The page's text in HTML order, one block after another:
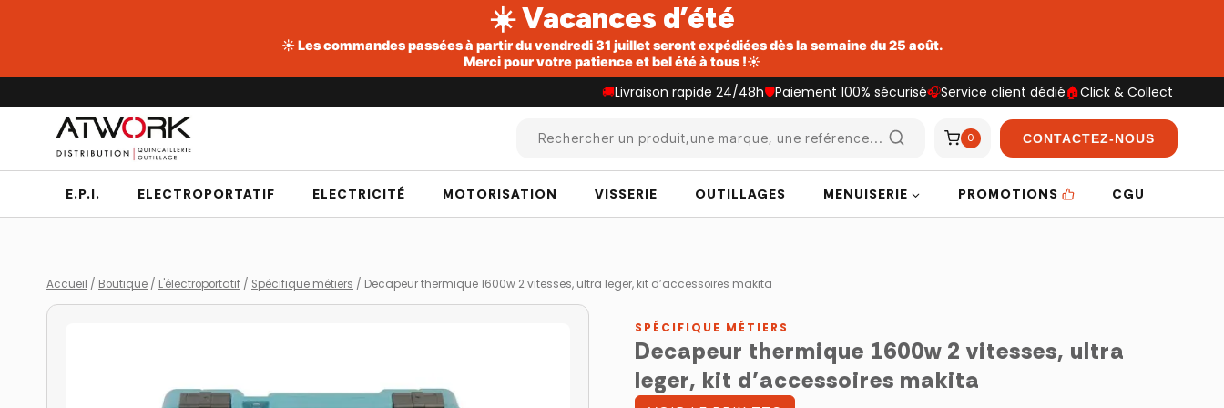
☀️ Vacances d’été
☀️ Les commandes passées à partir du vendredi 31 juillet seront expédiées dès la semaine du 25 août.
Merci pour votre patience et bel été à tous !☀️
au
🚚Livraison rapide 24/48h🛡️Paiement 100% sécurisé🎧Service client dédié🏠Click & Collect
Rechercher un produit,une marque, une reférence... 0 CONTACTEZ-NOUS
E.P.I. ELECTROPORTATIF ELECTRICITÉ MOTORISATION VISSERIE OUTILLAGES MENUISERIE PROMOTIONS CGU
Accueil / Boutique / L'électroportatif / Spécifique métiers / Decapeur thermique 1600w 2 vitesses, ultra leger, kit d’accessoires makita
SPÉCIFIQUE MÉTIERS
Decapeur thermique 1600w 2 vitesses, ultra
leger, kit d’accessoires makita